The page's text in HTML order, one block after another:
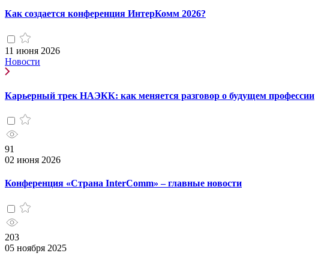
Как создается конференция ИнтерКомм 2026?
11 июня 2026
Новости
Карьерный трек НАЭКК: как меняется разговор о будущем профессии
91
02 июня 2026
Конференция «Страна InterComm» – главные новости
203
05 ноября 2025